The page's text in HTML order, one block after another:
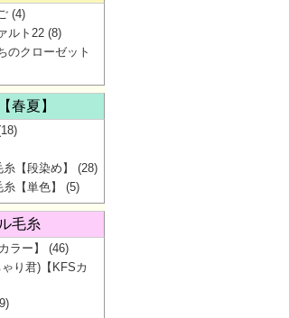
(4)
ルト22 (8)
のクローゼット
春夏】
【段染め】
(28)
【単色】
(5)
毛糸
ラー】
(46)
り君)【KFSカ